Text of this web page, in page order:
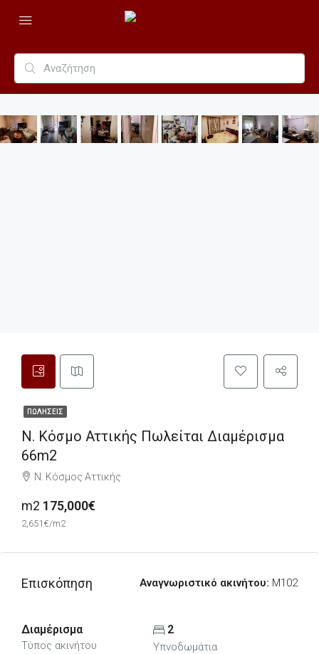
ΠΩΛΉΣΕΙΣ
Ν. Κόσμο Αττικής Πωλείται Διαμέρισμα
66m2
Ν. Κόσμος Αττικής
m2 175,000€
2,651€/m2
Επισκόπηση Αναγνωριστικό ακινήτου: M102
Διαμέρισμα
Τύπος ακινήτου
2
Υπνοδωμάτια